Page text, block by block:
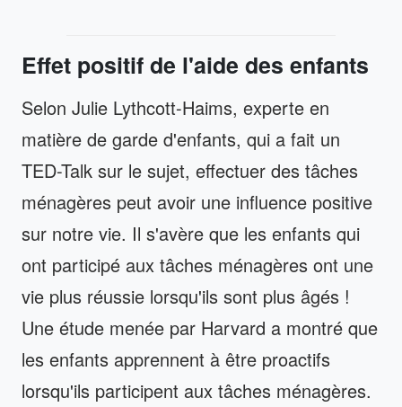
Effet positif de l'aide des enfants
Selon Julie Lythcott-Haims, experte en
matière de garde d'enfants, qui a fait un
TED-Talk sur le sujet, effectuer des tâches
ménagères peut avoir une influence positive
sur notre vie. Il s'avère que les enfants qui
ont participé aux tâches ménagères ont une
vie plus réussie lorsqu'ils sont plus âgés !
Une étude menée par Harvard a montré que
les enfants apprennent à être proactifs
lorsqu'ils participent aux tâches ménagères.